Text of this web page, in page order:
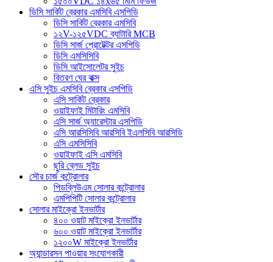
ডিসি সার্কিট ব্রেকার এমসিবি এসপিডি
ডিসি সার্কিট ব্রেকার এমসিবি
১২V-১২৫VDC ব্যাটারি MCB
ডিসি সার্জ প্রোটেক্টর এসপিডি
ডিসি এমসিসিবি
ডিসি আইসোলেটর সুইচ
বিতরণ ঘের বাক্স
এসি সুইচ এমসিবি ব্রেকার এসপিডি
এসি সার্কিট ব্রেকার
ওয়াইফাই মিটারিং এমসিবি
এসি সার্জ অ্যারেস্টার এসপিডি
এসি আরসিসিবি আরসিবি ইএলসিবি আরসিডি
এসি এমসিসিবি
ওয়াইফাই এসি এমসিবি
ছুরি ব্লেড সুইচ
সৌর চার্জ কন্ট্রোলার
পিডব্লিউএম সোলার কন্ট্রোলার
এমপিপিটি সোলার কন্ট্রোলার
সোলার মাইক্রো ইনভার্টার
৪০০ ওয়াট মাইক্রো ইনভার্টার
৬০০ ওয়াট মাইক্রো ইনভার্টার
১২০০W মাইক্রো ইনভার্টার
অ্যান্ডারসন পাওয়ার সংযোগকারী